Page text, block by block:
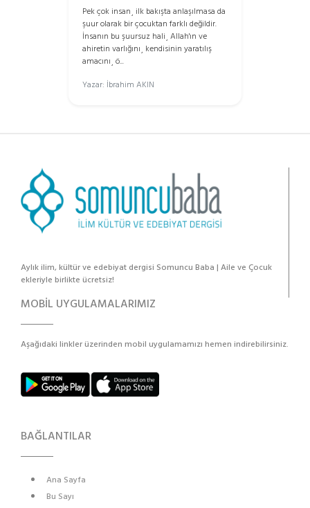
Pek çok insan¸ ilk bakışta anlaşılmasa da
şuur olarak bir çocuktan farklı değildir.
İnsanın bu şuursuz hali¸ Allah'ın ve
ahiretin varlığını¸ kendisinin yaratılış
amacını¸ ö...
Yazar: İbrahim AKIN
Aylık ilim, kültür ve edebiyat dergisi Somuncu Baba | Aile ve Çocuk
ekleriyle birlikte ücretsiz!
MOBİL UYGULAMALARIMIZ
Aşağıdaki linkler üzerinden mobil uygulamamızı hemen indirebilirsiniz.
BAĞLANTILAR
Ana Sayfa
Bu Sayı